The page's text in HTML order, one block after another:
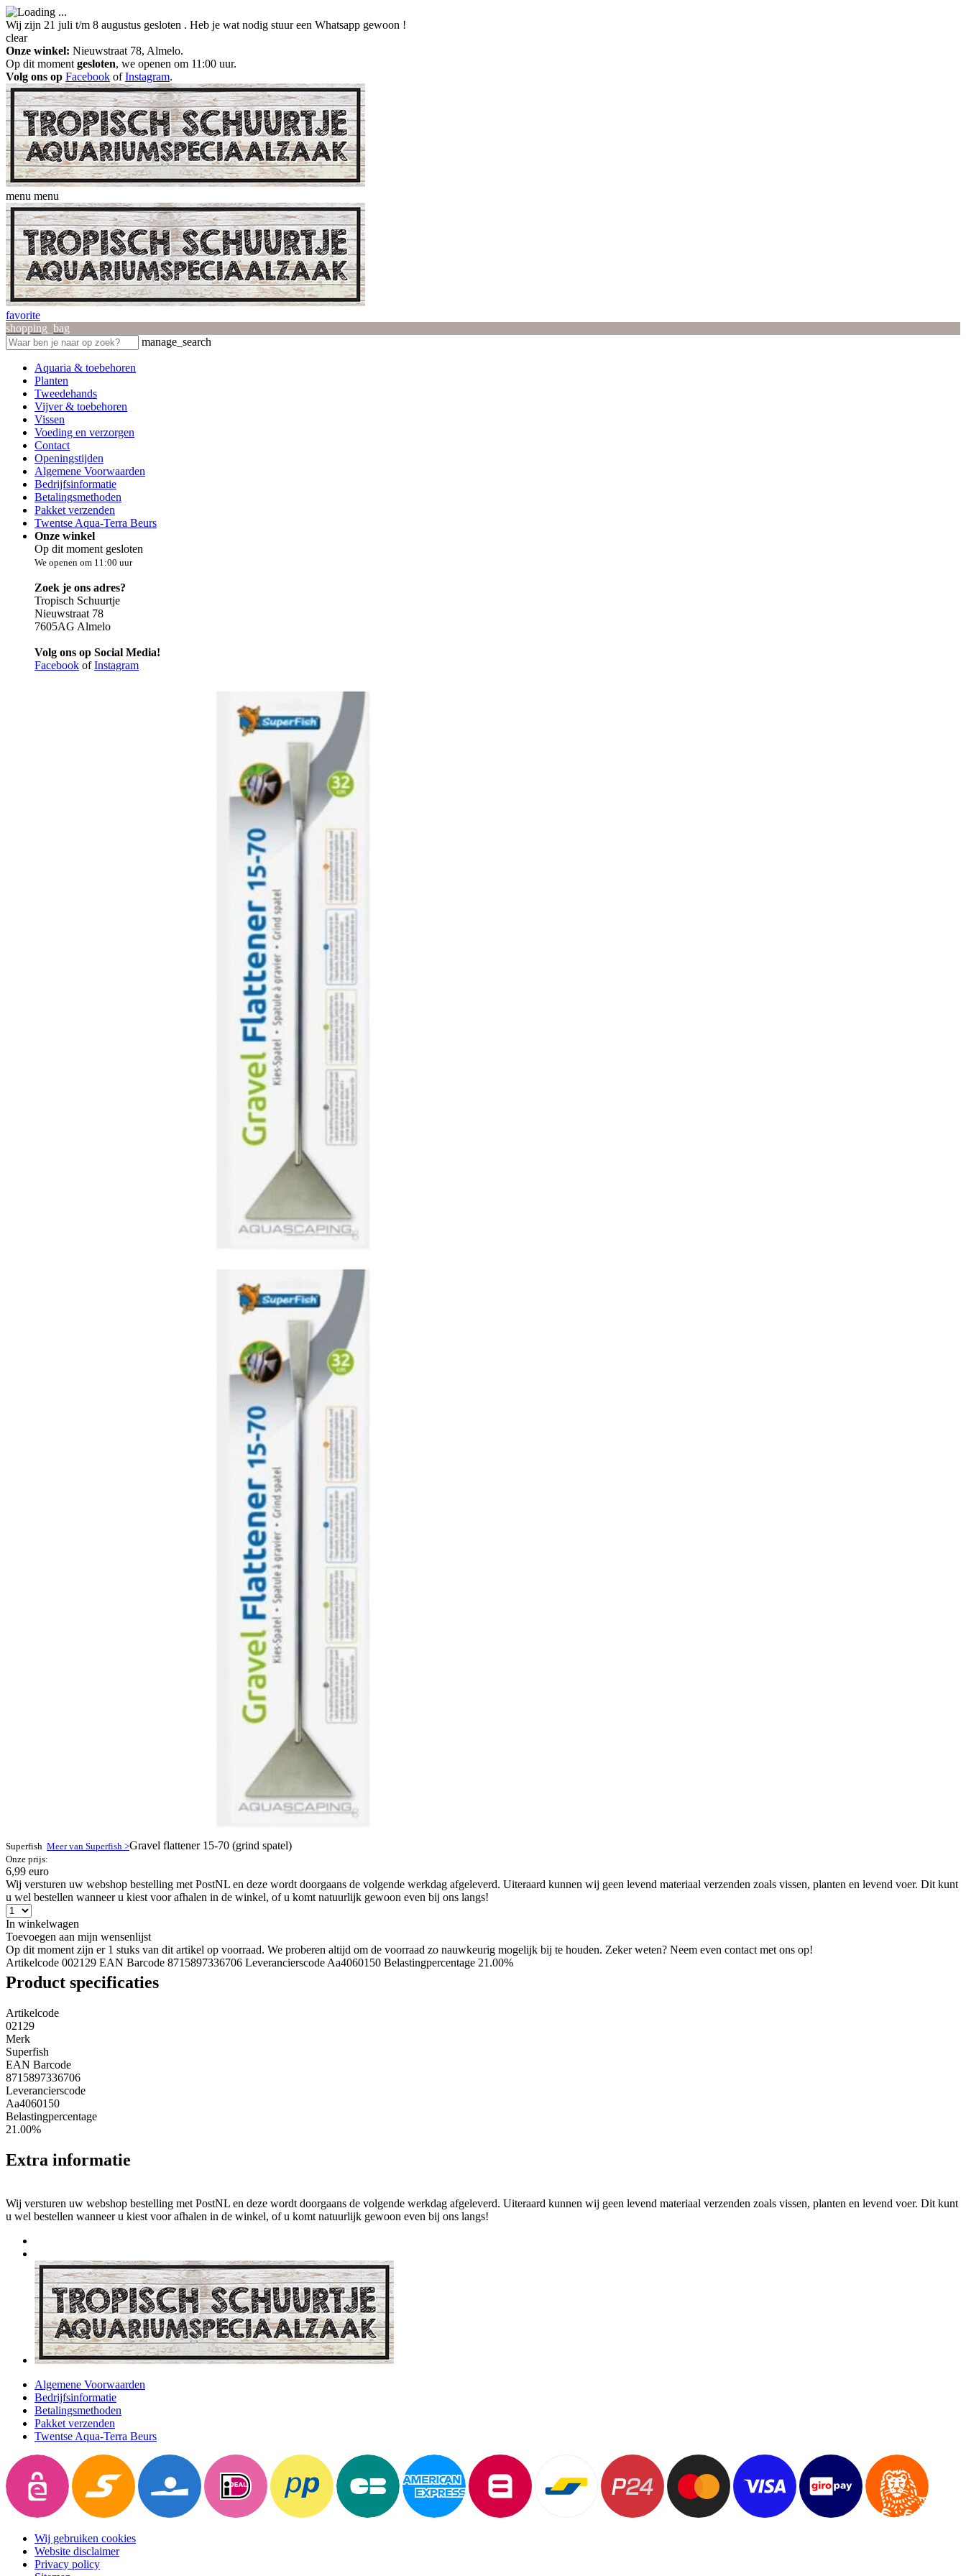
Wij zijn 21 juli t/m 8 augustus gesloten . Heb je wat nodig stuur een Whatsapp gewoon !
clear
Onze winkel: Nieuwstraat 78, Almelo.
Op dit moment gesloten, we openen om 11:00 uur.
Volg ons op Facebook ofInstagram.
menu menu
favorite
shopping_bag
manage_search
Aquaria & toebehoren
Planten
Tweedehands
Vijver & toebehoren
Vissen
Voeding en verzorgen
Contact
Openingstijden
Algemene Voorwaarden
Bedrijfsinformatie
Betalingsmethoden
Pakket verzenden
Twentse Aqua-Terra Beurs
Onze winkel
Op dit moment gesloten
We openen om 11:00 uur
Zoek je ons adres?
Tropisch Schuurtje
Nieuwstraat 78
7605AG Almelo
Volg ons op Social Media!
Facebook ofInstagram
Superfish Meer van Superfish >Gravel flattener 15-70 (grind spatel)
Onze prijs:
6,99 euro
Wij versturen uw webshop bestelling met PostNL en deze wordt doorgaans de volgende werkdag afgeleverd. Uiteraard kunnen wij geen levend materiaal verzenden zoals vissen, planten en levend voer. Dit kunt
u wel bestellen wanneer u kiest voor afhalen in de winkel, of u komt natuurlijk gewoon even bij ons langs!
In winkelwagen
Toevoegen aan mijn wensenlijst
Op dit moment zijn er 1 stuks van dit artikel op voorraad. We proberen altijd om de voorraad zo nauwkeurig mogelijk bij te houden. Zeker weten? Neem even contact met ons op!
Artikelcode 002129 EAN Barcode 8715897336706 Leverancierscode Aa4060150 Belastingpercentage 21.00%
Product specificaties
Artikelcode
02129
Merk
Superfish
EAN Barcode
8715897336706
Leverancierscode
Aa4060150
Belastingpercentage
21.00%
Extra informatie
Wij versturen uw webshop bestelling met PostNL en deze wordt doorgaans de volgende werkdag afgeleverd. Uiteraard kunnen wij geen levend materiaal verzenden zoals vissen, planten en levend voer. Dit kunt
u wel bestellen wanneer u kiest voor afhalen in de winkel, of u komt natuurlijk gewoon even bij ons langs!
Algemene Voorwaarden
Bedrijfsinformatie
Betalingsmethoden
Pakket verzenden
Twentse Aqua-Terra Beurs
Wij gebruiken cookies
Website disclaimer
Privacy policy